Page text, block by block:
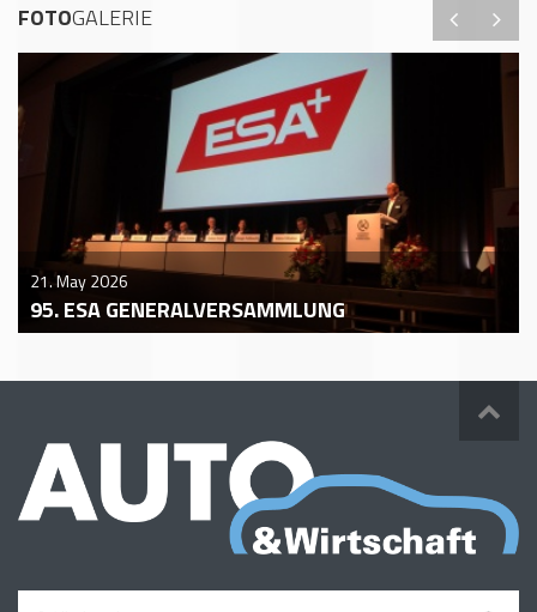
FOTOGALERIE
21. May 2026
95. ESA GENERALVERSAMMLUNG